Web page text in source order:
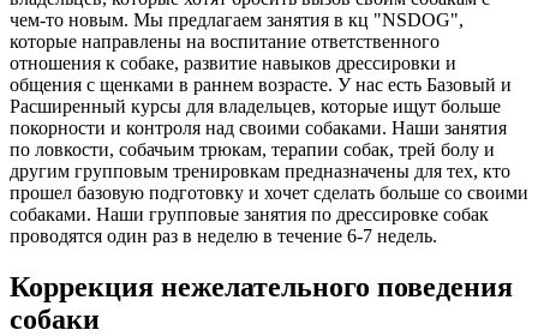
чем-то новым. Мы предлагаем занятия в кц "NSDOG",
которые направлены на воспитание ответственного
отношения к собаке, развитие навыков дрессировки и
общения с щенками в раннем возрасте. У нас есть Базовый и
Расширенный курсы для владельцев, которые ищут больше
покорности и контроля над своими собаками. Наши занятия
по ловкости, собачьим трюкам, терапии собак, трей болу и
другим групповым тренировкам предназначены для тех, кто
прошел базовую подготовку и хочет сделать больше со своими
собаками. Наши групповые занятия по дрессировке собак
проводятся один раз в неделю в течение 6-7 недель.
Коррекция нежелательного поведения
собаки